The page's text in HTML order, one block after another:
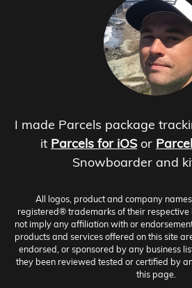
I made Parcels package
it Parcels for iOS or
Snowboarder and
All logos, product and company
registered® trademarks of their respective
not imply any affiliation with or
products and services offered on this site
endorsed, or sponsored by any business
they been reviewed tested or certified by
this page.